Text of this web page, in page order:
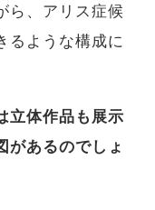
ら、アリス症候
るような構成に
立体作品も展示
があるのでしょ